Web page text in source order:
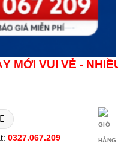
VẺ - NHIỀU SỨC
0327.067.209